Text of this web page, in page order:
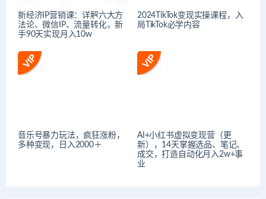
新经济IP营销课：详解六大方
法论、微信IP、流量转化，新
手90天实现月入10w
2024TikTok变现实操课程，入
局TikTok必学内容
音乐号暴力玩法，疯狂涨粉，
多种变现，日入2000＋
AI+小红书虚拟变现营（更
新），14天掌握选品、笔记、
成交，打造自动化月入2w+事
业